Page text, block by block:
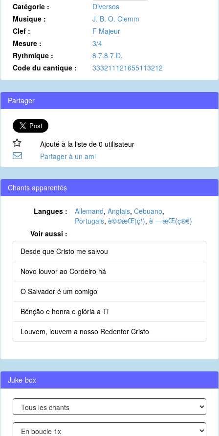
Catégorie :
Diversos
Musique :
J. B. O. Clemm
Clef :
F Majeur
Mesure :
3/4
Rythmique :
8.7.8.7.D.
Code du cantique :
333211121655113212
Partager
Ajouté à la liste de 0 utilisateur
Partager à un ami
Chants apparentés
Langues : Allemand, Anglais, Cebuano,
Portugais, è©©æ­Œ(ç¹), è¯—æ­Œ(ç®€)
Voir aussi :
Desde que Cristo me salvou
Novo louvor ao Cordeiro há
O Salvador é um comigo
Bênção e honra e glória a Ti
Louvem, louvem a nosso Redentor Cristo
Juke-box